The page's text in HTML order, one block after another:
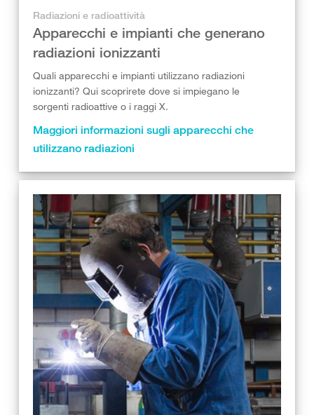
Radiazioni e radioattività
Apparecchi e impianti che generano
radiazioni ionizzanti
Quali apparecchi e impianti utilizzano radiazioni
ionizzanti? Qui scoprirete dove si impiegano le
sorgenti radioattive o i raggi X.
Maggiori informazioni sugli apparecchi che
utilizzano radiazioni